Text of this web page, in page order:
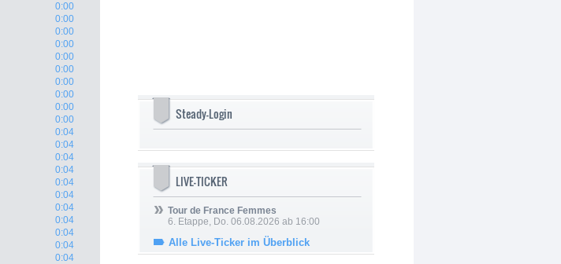
0:00
0:00
0:00
0:00
0:00
0:00
0:00
0:00
0:00
0:00
0:04
0:04
0:04
0:04
0:04
0:04
0:04
0:04
0:04
0:04
0:04
Steady-Login
LIVE-TICKER
Tour de France Femmes
6. Etappe, Do. 06.08.2026 ab 16:00
Alle Live-Ticker im Überblick